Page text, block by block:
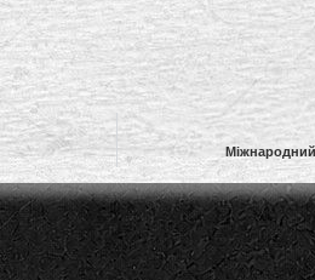
Міжнародний